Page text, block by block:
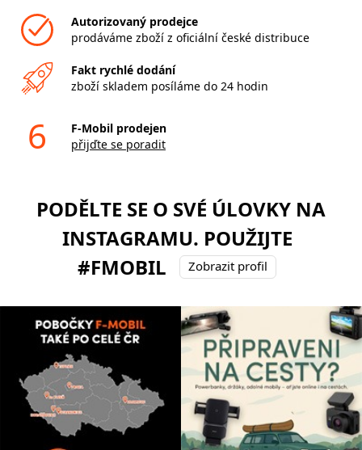
Autorizovaný prodejce
prodáváme zboží z oficiální české distribuce
Fakt rychlé dodání
zboží skladem posíláme do 24 hodin
6
F-Mobil prodejen
přijďte se poradit
PODĚLTE SE O SVÉ ÚLOVKY NA
INSTAGRAMU. POUŽIJTE
#FMOBIL
Zobrazit profil